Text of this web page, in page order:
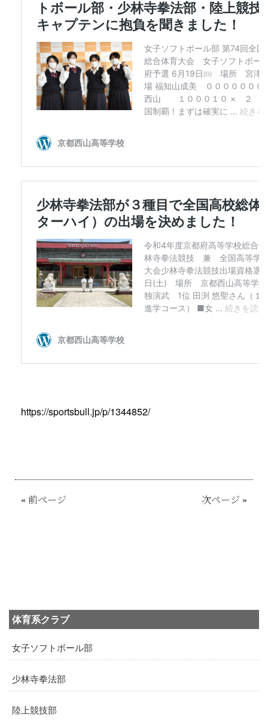
https://sportsbull.jp/p/1344852/
« 前ページ 次ページ »
体育系クラブ
女子ソフトボール部
少林寺拳法部
陸上競技部